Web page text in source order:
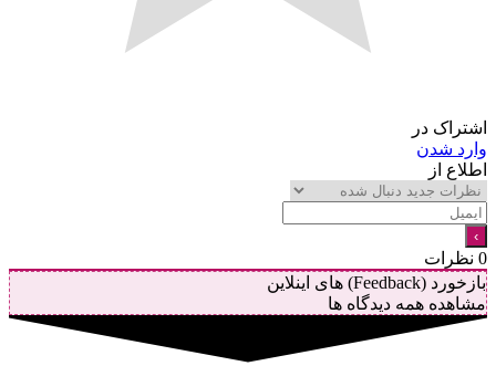
اشتراک در
وارد شدن
اطلاع از
0 نظرات
بازخورد (Feedback) های اینلاین
مشاهده همه دیدگاه ها